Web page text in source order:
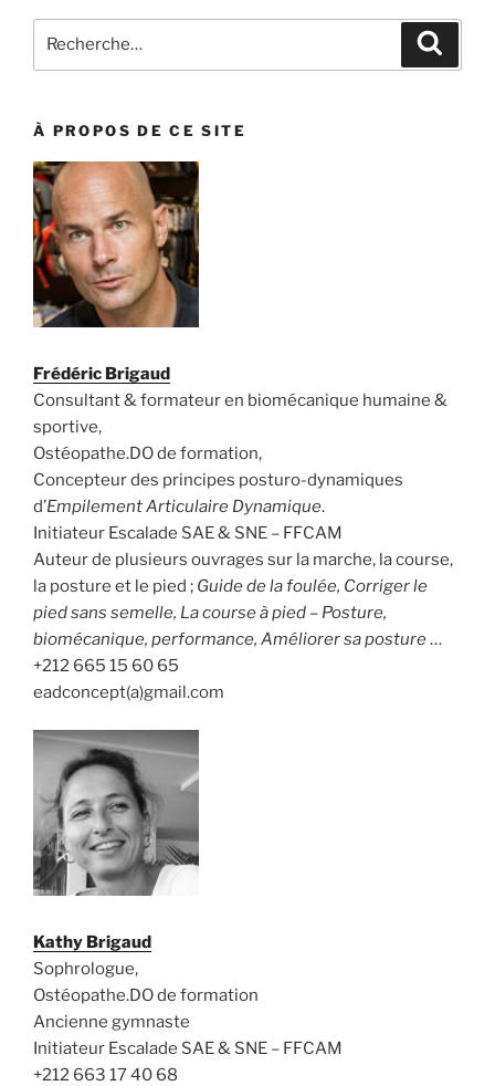
pour
À PROPOS DE CE SITE
Frédéric Brigaud
Consultant & formateur en biomécanique humaine &
sportive,
Ostéopathe.DO de formation,
Concepteur des principes posturo-dynamiques
d’Empilement Articulaire Dynamique.
Initiateur Escalade SAE & SNE – FFCAM
Auteur de plusieurs ouvrages sur la marche, la course,
la posture et le pied ; Guide de la foulée, Corriger le
pied sans semelle, La course à pied – Posture,
biomécanique, performance, Améliorer sa posture…
+212 665 15 60 65
eadconcept(a)gmail.com
Kathy Brigaud
Sophrologue,
Ostéopathe.DO de formation
Ancienne gymnaste
Initiateur Escalade SAE & SNE – FFCAM
+212 663 17 40 68